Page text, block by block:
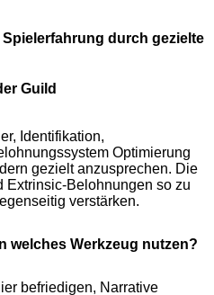
durch gezielte
Guild
Identifikation,
Optimierung
gezielt anzusprechen. Die
Extrinsic-Belohnungen so zu
verstärken.
welches Werkzeug nutzen?
befriedigen, Narrative